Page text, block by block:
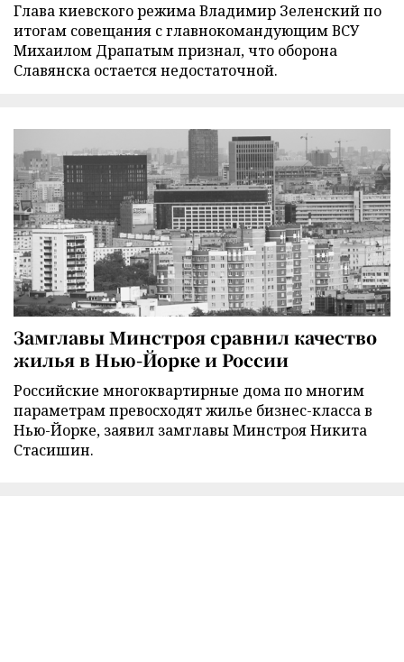
Глава киевского режима Владимир Зеленский по
итогам совещания с главнокомандующим ВСУ
Михаилом Драпатым признал, что оборона
Славянска остается недостаточной.
Замглавы Минстроя сравнил качество
жилья в Нью-Йорке и России
Российские многоквартирные дома по многим
параметрам превосходят жилье бизнес-класса в
Нью-Йорке, заявил замглавы Минстроя Никита
Стасишин.